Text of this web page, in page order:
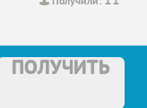
ПОЛУЧИТЬ